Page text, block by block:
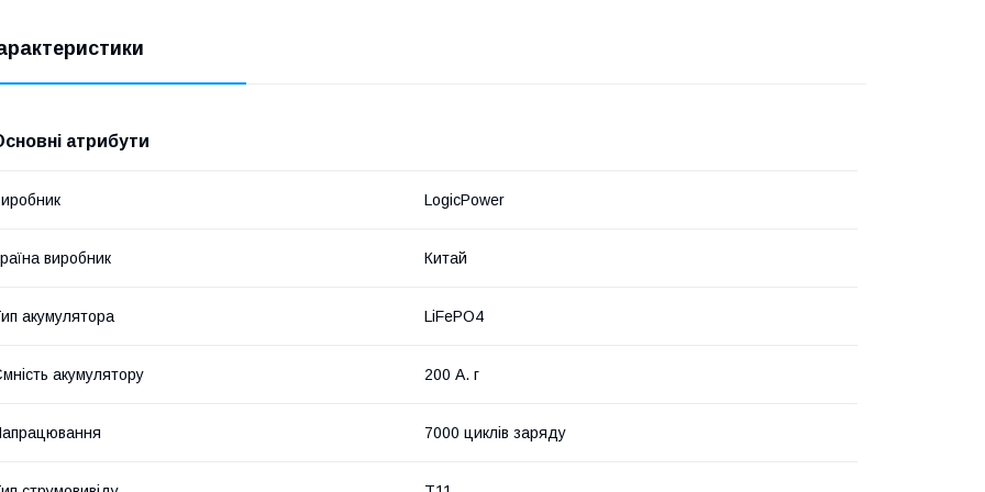
атрибути
LogicPower
виробник Китай
акумулятора LiFePO4
акумулятору 200 А. г
7000 циклів заряду